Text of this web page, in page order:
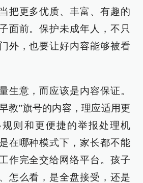
把更多优质、丰富、有趣的
面前。保护未成年人，不只
外，也要让好内容能够被看
生意，而应该是内容保证。
教”旗号的内容，理应适用更
则和更便捷的举报处理机
在哪种模式下，家长都不能
作完全交给网络平台。孩子
怎么看，是全盘接受，还是